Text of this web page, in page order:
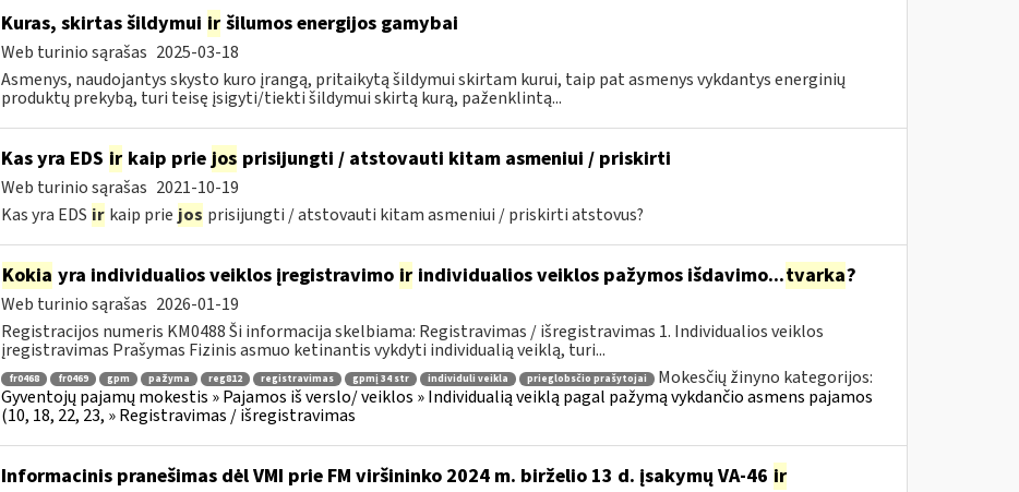
Kuras, skirtas šildymui iršilumos energijos gamybai
Web turinio sąrašas 2025-03-18
Asmenys, naudojantys skysto kuro įrangą, pritaikytą šildymui skirtam kurui, taip pat asmenys vykdantys energinių
produktų prekybą, turi teisę įsigyti/tiekti šildymui skirtą kurą, paženklintą...
Kas yra EDS irkaip priejos prisijungti / atstovauti kitam asmeniui / priskirti
Web turinio sąrašas 2021-10-19
Kas yra EDS ir kaip prie jos prisijungti / atstovauti kitam asmeniui / priskirti atstovus?
Kokia yra individualios veiklos įregistravimo irindividualios veiklos pažymos išdavimo...tvarka?
Web turinio sąrašas 2026-01-19
Registracijos numeris KM0488 Ši informacija skelbiama: Registravimas / išregistravimas 1. Individualios veiklos
įregistravimas Prašymas Fizinis asmuo ketinantis vykdyti individualią veiklą, turi...
fr0468 fr0469 gpm pažyma reg812 registravimas gpmį 34 str individuli veikla prieglobsčio prašytojai
Mokesčių žinyno kategorijos:
Gyventojų pajamų mokestis » Pajamos iš verslo/ veiklos » Individualią veiklą pagal pažymą vykdančio asmens pajamos
(10, 18, 22, 23, » Registravimas / išregistravimas
Informacinis pranešimas dėl VMI prie FM viršininko 2024 m. birželio 13 d. įsakymų VA-46 ir